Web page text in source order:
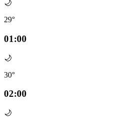
🌙
29°
01:00
🌙
30°
02:00
🌙